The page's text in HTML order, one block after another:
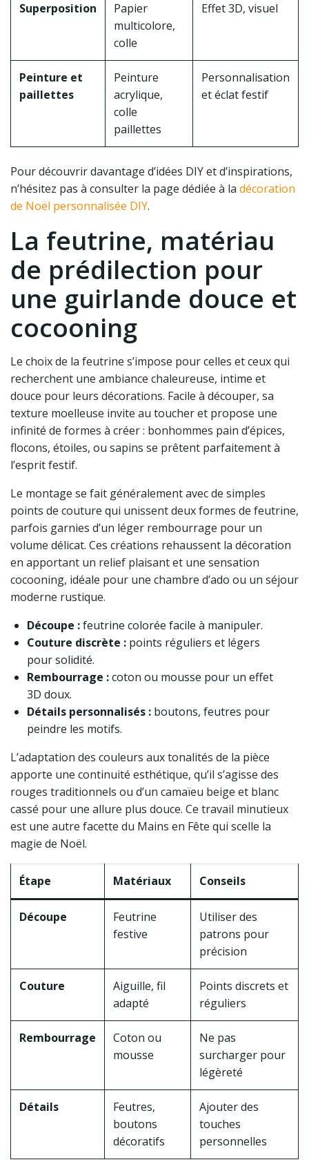
Superposition
Papier
multicolore,
colle
Effet 3D, visuel
Peinture et
paillettes
Peinture
acrylique,
colle
paillettes
Personnalisation
et éclat festif
Pour découvrir davantage d’idées DIY et d’inspirations,
n’hésitez pas à consulter la page dédiée à la décoration
de Noël personnalisée DIY.
La feutrine, matériau
de prédilection pour
une guirlande douce et
cocooning
Le choix de la feutrine s’impose pour celles et ceux qui
recherchent une ambiance chaleureuse, intime et
douce pour leurs décorations. Facile à découper, sa
texture moelleuse invite au toucher et propose une
infinité de formes à créer : bonhommes pain d’épices,
flocons, étoiles, ou sapins se prêtent parfaitement à
l’esprit festif.
Le montage se fait généralement avec de simples
points de couture qui unissent deux formes de feutrine,
parfois garnies d’un léger rembourrage pour un
volume délicat. Ces créations rehaussent la décoration
en apportant un relief plaisant et une sensation
cocooning, idéale pour une chambre d’ado ou un séjour
moderne rustique.
Découpe :feutrine colorée facile à manipuler.
Couture discrète : points réguliers et légers
pour solidité.
Rembourrage :coton ou mousse pour un effet
3D doux.
Détails personnalisés : boutons, feutres pour
peindre les motifs.
L’adaptation des couleurs aux tonalités de la pièce
apporte une continuité esthétique, qu’il s’agisse des
rouges traditionnels ou d’un camaïeu beige et blanc
cassé pour une allure plus douce. Ce travail minutieux
est une autre facette du Mains en Fête qui scelle la
magie de Noël.
Étape Matériaux Conseils
Découpe
Feutrine
festive
Utiliser des
patrons pour
précision
Couture
Aiguille, fil
adapté
Points discrets et
réguliers
Rembourrage
Coton ou
mousse
Ne pas
surcharger pour
légèreté
Détails
Feutres,
boutons
décoratifs
Ajouter des
touches
personnelles